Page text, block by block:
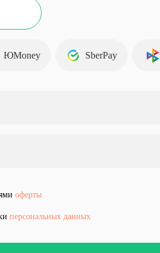
ЮMoney SberPay
оферты
персональных данных